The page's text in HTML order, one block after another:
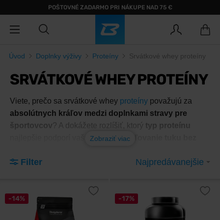
POŠTOVNÉ ZADARMO PRI NÁKUPE NAD 75 €
Úvod Doplnky výživy Proteíny Srvátkové whey proteíny
SRVÁTKOVÉ WHEY PROTEÍNY
Viete, prečo sa srvátkové whey proteíny považujú za
absolútnych kráľov medzi doplnkami stravy pre
športovcov? A dokážete rozlíšiť, ktorý typ proteínu
najlepšie podporí vašu snahu ospaľovanie tuku bez
based suplementácie, kde nerozhoduje marketing, ale
Zorientujte sa v srvátkovom
Zobraziť viac
Filter Najpredávanejšie
-14% -17%